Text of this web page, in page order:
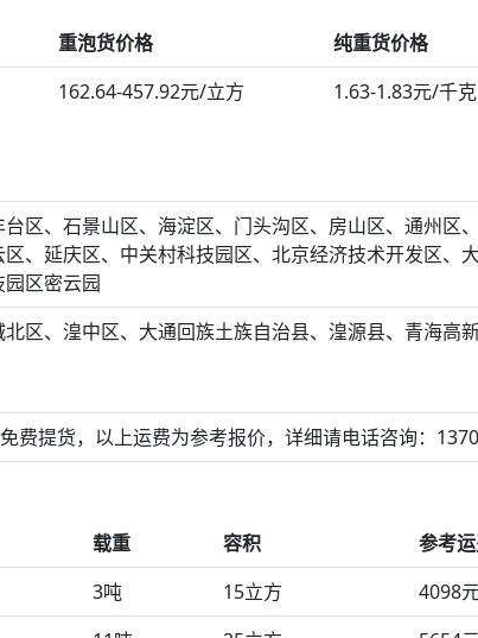
重泡货价格 纯重货价格
162.64-457.92元/立方 1.63-1.83元/千克
区、石景山区、海淀区、门头沟区、房山区、通州区
、延庆区、中关村科技园区、北京经济技术开发区、
区密云园
区、湟中区、大通回族土族自治县、湟源县、青海高
费提货，以上运费为参考报价，详细请电话咨询：
载重 容积
参考
3吨 15立方
4098